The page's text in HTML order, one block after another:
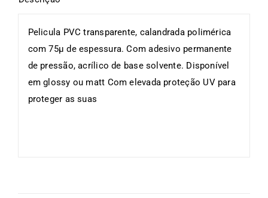
Pelicula PVC transparente, calandrada polimérica
com 75µ de espessura. Com adesivo permanente
de pressão, acrílico de base solvente. Disponível
em glossy ou matt Com elevada proteção UV para
proteger as suas